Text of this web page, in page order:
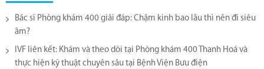
Bác sĩ Phòng khám 400 giải đáp: Chậm kinh bao lâu thì nên đi siêu
âm?
IVF liên kết: Khám và theo dõi tại Phòng khám 400 Thanh Hoá và
thực hiện kỹ thuật chuyên sâu tại Bệnh Viện Bưu điện